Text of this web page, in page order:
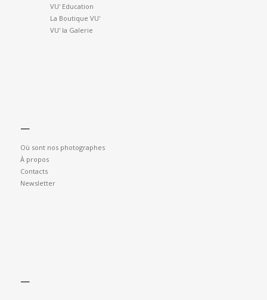
VU' Education
La Boutique VU'
VU' la Galerie
—
Où sont nos photographes
À propos
Contacts
Newsletter
—